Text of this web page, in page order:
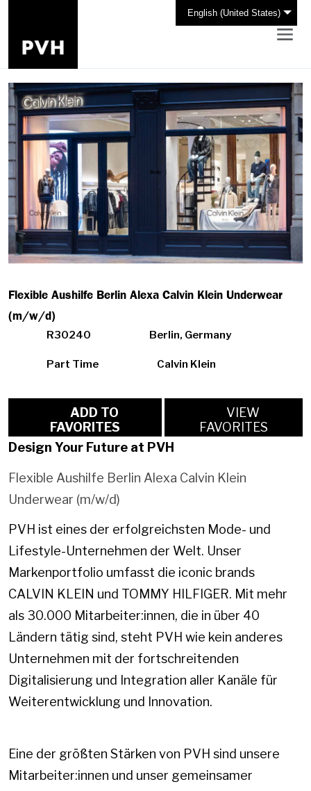
English (United States)
Flexible Aushilfe Berlin Alexa Calvin Klein Underwear
(m/w/d)
R30240 Berlin, Germany
Part Time Calvin Klein
FAVORITES
VIEW
FAVORITES
Design Your Future at PVH
Flexible Aushilfe Berlin Alexa Calvin Klein
Underwear (m/w/d)
PVH ist eines der erfolgreichsten Mode- und
Lifestyle-Unternehmen der Welt. Unser
Markenportfolio umfasst die iconic brands
CALVIN KLEIN und TOMMY HILFIGER. Mit mehr
als 30.000 Mitarbeiter:innen, die in über 40
Ländern tätig sind, steht PVH wie kein anderes
Unternehmen mit der fortschreitenden
Digitalisierung und Integration aller Kanäle für
Weiterentwicklung und Innovation.
Eine der größten Stärken von PVH sind unsere
Mitarbeiter:innen und unser gemeinsamer